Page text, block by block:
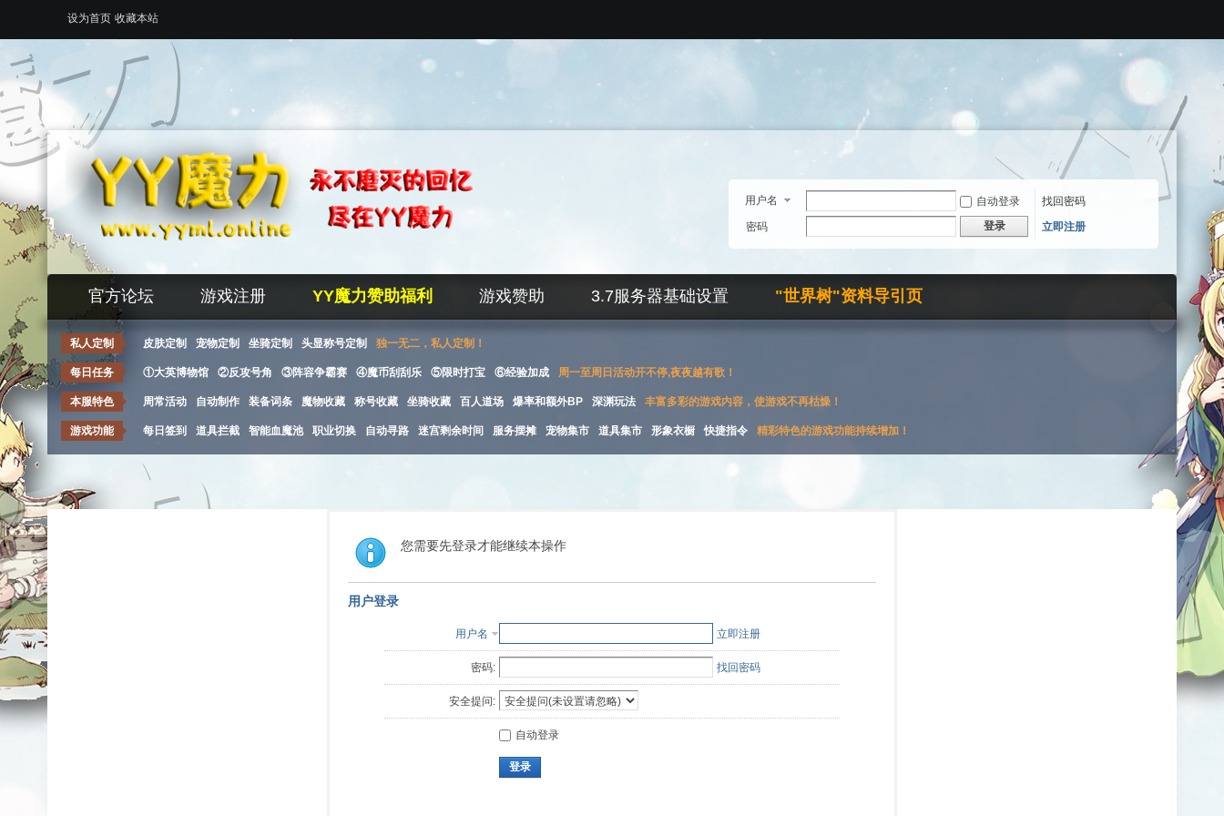
设为首页 收藏本站
用户名 自动登录
找回密码
密码
登录 立即注册
官方论坛 游戏注册 YY魔力赞助福利 游戏赞助 3.7服务器基础设置 "世界树"资料导引页
私人定制 皮肤定制 宠物定制 坐骑定制 头显称号定制 独一无二，私人定制！
每日任务 ①大英博物馆 ②反攻号角 ③阵容争霸赛 ④魔币刮刮乐 ⑤限时打宝 ⑥经验加成 周一至周日活动开不停,夜夜越有歌！
本服特色 周常活动 自动制作 装备词条 魔物收藏 称号收藏 坐骑收藏 百人道场 爆率和额外BP 深渊玩法 丰富多彩的游戏内容，使游戏不再枯燥！
游戏功能 每日签到 道具拦截 智能血魔池 职业切换 自动寻路 迷宫剩余时间 服务摆摊 宠物集市 道具集市 形象衣橱 快捷指令 精彩特色的游戏功能持续增加！
您需要先登录才能继续本操作
用户登录
用户名 立即注册
密码: 找回密码
安全提问:
自动登录
登录